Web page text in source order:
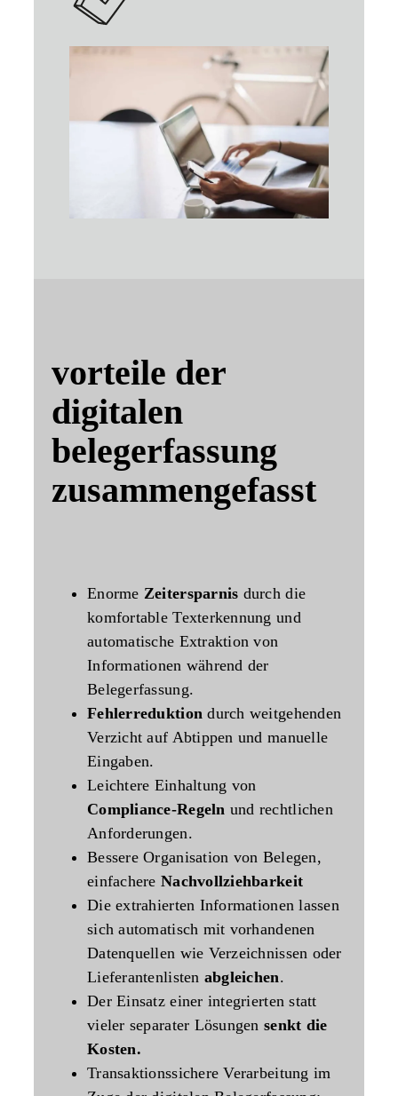
vorteile der
digitalen
belegerfassung
zusammengefasst
Enorme Zeitersparnis durch die
komfortable Texterkennung und
automatische Extraktion von
Informationen während der
Belegerfassung.
Fehlerreduktion durch weitgehenden
Verzicht auf Abtippen und manuelle
Eingaben.
Leichtere Einhaltung von
Compliance-Regeln und rechtlichen
Anforderungen.
Bessere Organisation von Belegen,
einfachere Nachvollziehbarkeit
Die extrahierten Informationen lassen
sich automatisch mit vorhandenen
Datenquellen wie Verzeichnissen oder
Lieferantenlisten abgleichen.
Der Einsatz einer integrierten statt
vieler separater Lösungensenkt die
Kosten.
Transaktionssichere Verarbeitung im